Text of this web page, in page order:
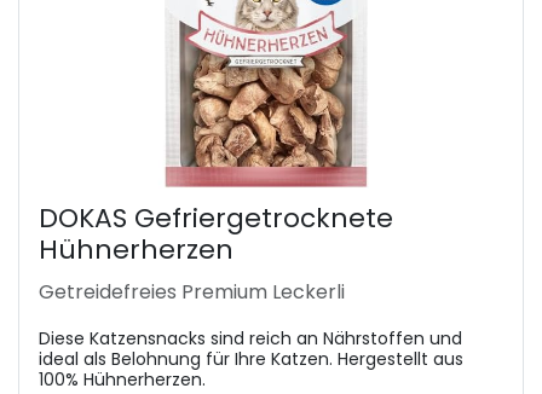
DOKAS Gefriergetrocknete
Hühnerherzen
Getreidefreies Premium Leckerli
Diese Katzensnacks sind reich an Nährstoffen und
ideal als Belohnung für Ihre Katzen. Hergestellt aus
100% Hühnerherzen.